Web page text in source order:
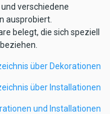
verschiedene
ausprobiert.
belegt, die sich speziell
über Dekorationen
über Installationen
und Installationen